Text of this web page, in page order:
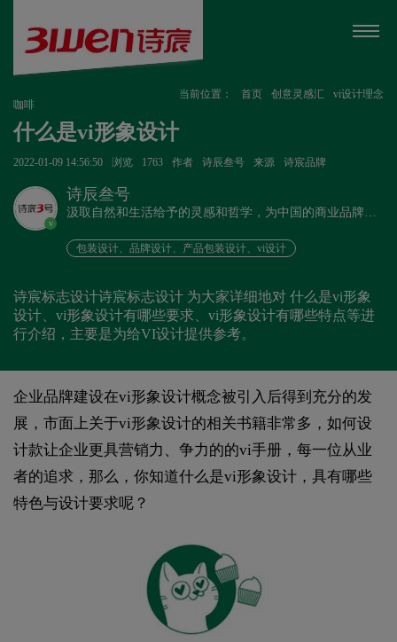
当前位置： 首页 创意灵感汇
vi设计理念
咖啡
什么是vi形象设计
2022-01-09 14:56:50 浏览 1763 作者 诗辰叁号 来源 诗宸品牌
v
诗辰叁号
汲取自然和生活给予的灵感和哲学，为中国的商业品牌发
包装设计、品牌设计、产品包装设计、vi设计
诗宸标志设计诗宸标志设计 为大家详细地对 什么是vi形象
设计、vi形象设计有哪些要求、vi形象设计有哪些特点等进
行介绍，主要是为给VI设计提供参考。
企业品牌建设在vi形象设计概念被引入后得到充分的发
展，市面上关于vi形象设计的相关书籍非常多，如何设
计款让企业更具营销力、争力的的vi手册，每一位从业
者的追求，那么，你知道什么是vi形象设计，具有哪些
特色与设计要求呢？